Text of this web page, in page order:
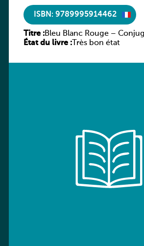
ISBN: 9789995914462
Titre :Bleu Blanc Rouge –
État du livre :Très bon état